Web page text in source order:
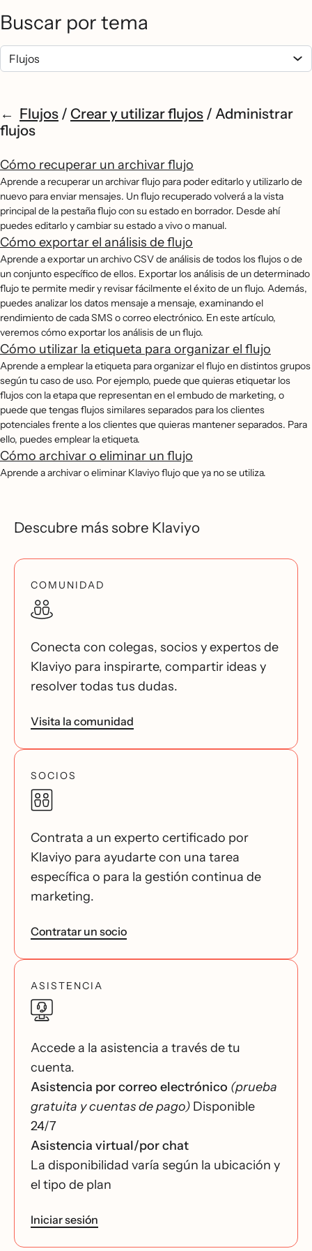
Buscar por tema
Flujos / Crear y utilizar flujos / Administrar
flujos
Cómo recuperar un archivar flujo
Aprende a recuperar un archivar flujo para poder editarlo y utilizarlo de
nuevo para enviar mensajes. Un flujo recuperado volverá a la vista
principal de la pestaña flujo con su estado en borrador. Desde ahí
puedes editarlo y cambiar su estado a vivo o manual.
Cómo exportar el análisis de flujo
Aprende a exportar un archivo CSV de análisis de todos los flujos o de
un conjunto específico de ellos. Exportar los análisis de un determinado
flujo te permite medir y revisar fácilmente el éxito de un flujo. Además,
puedes analizar los datos mensaje a mensaje, examinando el
rendimiento de cada SMS o correo electrónico. En este artículo,
veremos cómo exportar los análisis de un flujo.
Cómo utilizar la etiqueta para organizar el flujo
Aprende a emplear la etiqueta para organizar el flujo en distintos grupos
según tu caso de uso. Por ejemplo, puede que quieras etiquetar los
flujos con la etapa que representan en el embudo de marketing, o
puede que tengas flujos similares separados para los clientes
potenciales frente a los clientes que quieras mantener separados. Para
ello, puedes emplear la etiqueta.
Cómo archivar o eliminar un flujo
Aprende a archivar o eliminar Klaviyo flujo que ya no se utiliza.
Descubre más sobre Klaviyo
COMUNIDAD
Conecta con colegas, socios y expertos de
Klaviyo para inspirarte, compartir ideas y
resolver todas tus dudas.
Visita la comunidad
SOCIOS
Contrata a un experto certificado por
Klaviyo para ayudarte con una tarea
específica o para la gestión continua de
marketing.
Contratar un socio
ASISTENCIA
Accede a la asistencia a través de tu
cuenta.
Asistencia por correo electrónico (prueba
gratuita y cuentas de pago) Disponible
24/7
Asistencia virtual/por chat
La disponibilidad varía según la ubicación y
el tipo de plan
Iniciar sesión